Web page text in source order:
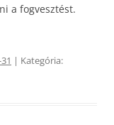
a fogvesztést.
| Kategória: